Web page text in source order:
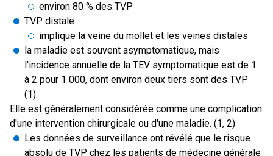
environ 80 % des TVP
TVP distale
implique la veine du mollet et les veines distales
la maladie est souvent asymptomatique, mais
l'incidence annuelle de la TEV symptomatique est de 1
à 2 pour 1 000, dont environ deux tiers sont des TVP
(1).
Elle est généralement considérée comme une complication
d'une intervention chirurgicale ou d'une maladie. (1, 2)
Les données de surveillance ont révélé que le risque
absolu de TVP chez les patients de médecine générale